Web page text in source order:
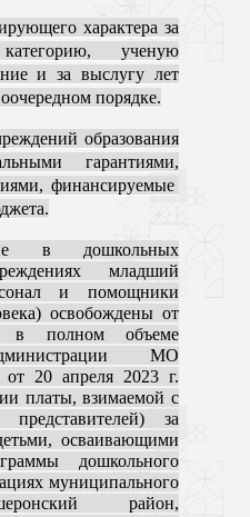
характера за
ученую
и за выслугу лет
порядке.
образования
гарантиями,
финансируемые
в дошкольных
младший
и помощники
освобождены от
в полном объеме
МО
20 апреля 2023 г.
платы, взимаемой с
представителей) за
осваивающими
дошкольного
муниципального
район,